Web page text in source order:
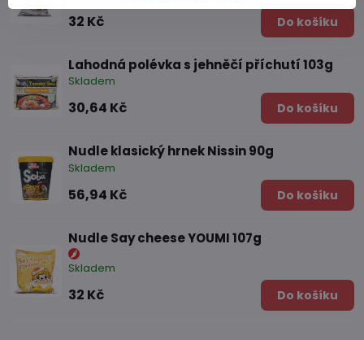
32 Kč Do košíku
Lahodná polévka s jehněčí příchutí 103g
Skladem
30,64 Kč Do košíku
Nudle klasický hrnek Nissin 90g
Skladem
56,94 Kč Do košíku
Nudle Say cheese YOUMI 107g
Skladem
32 Kč Do košíku